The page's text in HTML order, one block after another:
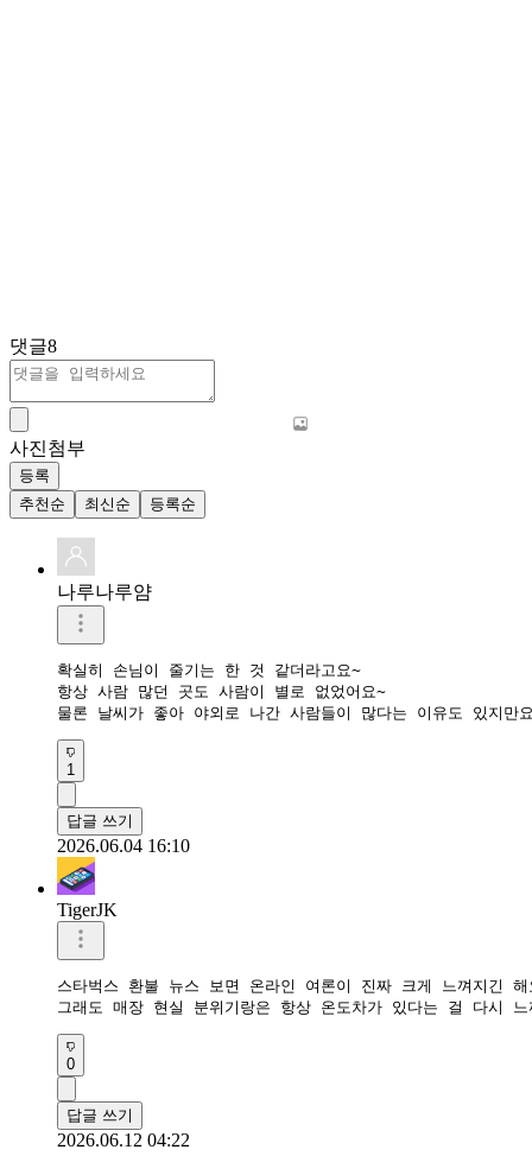
댓글8
사진첨부
등록
추천순
최신순 등록순
나루나루얌
확실히 손님이 줄기는 한 것 같더라고요~
항상 사람 많던 곳도 사람이 별로 없었어요~
물론 날씨가 좋아 야외로 나간 사람들이 많다는 이유도 있지만
1
답글 쓰기
2026.06.04 16:10
TigerJK
스타벅스 환불 뉴스 보면 온라인 여론이 진짜 크게 느껴지긴
그래도 매장 현실 분위기랑은 항상 온도차가 있다는 걸 다시
0
답글 쓰기
2026.06.12 04:22